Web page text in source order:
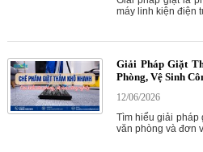
máy linh kiện điện
Giải Pháp Giặt
Phòng, Vệ Sinh
12/06/2026
Tìm hiểu giải pháp
văn phòng và đơn